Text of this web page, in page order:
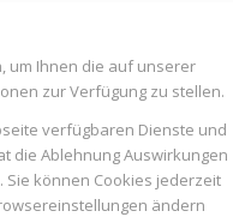
um Ihnen die auf unserer
zur Verfügung zu stellen.
verfügbaren Dienste und
die Ablehnung Auswirkungen
können Cookies jederzeit
ändern